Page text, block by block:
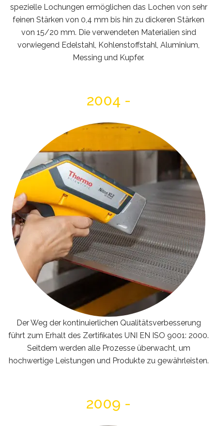
spezielle Lochungen ermöglichen das Lochen von sehr
feinen Stärken von 0,4 mm bis hin zu dickeren Stärken
von 15/20 mm. Die verwendeten Materialien sind
vorwiegend Edelstahl, Kohlenstoffstahl, Aluminium,
Messing und Kupfer.
2004 -
Der Weg der kontinuierlichen Qualitätsverbesserung
führt zum Erhalt des Zertifikates UNI EN ISO 9001: 2000.
Seitdem werden alle Prozesse überwacht, um
hochwertige Leistungen und Produkte zu gewährleisten.
2009 -